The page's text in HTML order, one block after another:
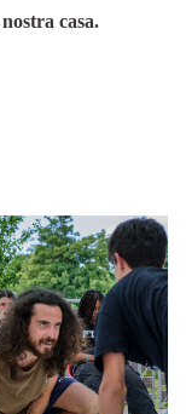
casa.